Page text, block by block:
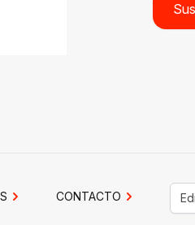
CONTACTO